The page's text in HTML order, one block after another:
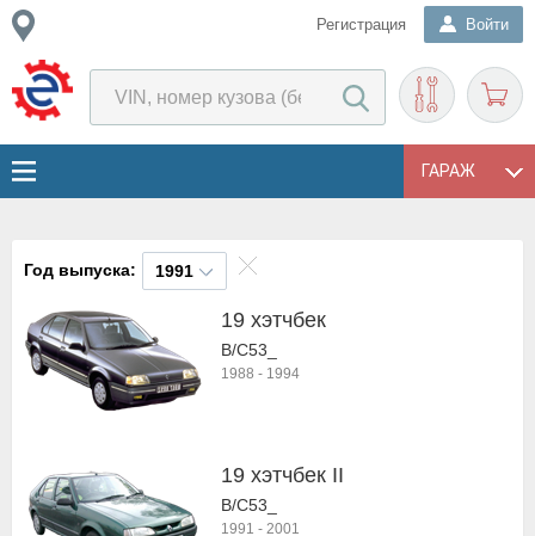
Регистрация Войти
ГАРАЖ
Год выпуска: 1991
19 хэтчбек
B/C53_
1988 - 1994
19 хэтчбек II
B/C53_
1991 - 2001